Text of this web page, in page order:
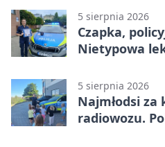
5 sierpnia 2026
Czapka,
Nietypowa
5 sierpnia 2026
Najmłodsi za
radiowozu.